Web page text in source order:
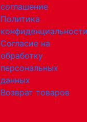
соглашение
Политика
Согласие на
обработку
персональных
данных
Возврат товаров